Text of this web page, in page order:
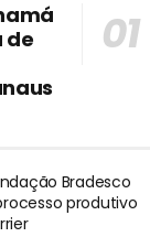
de
Bradesco
produtivo